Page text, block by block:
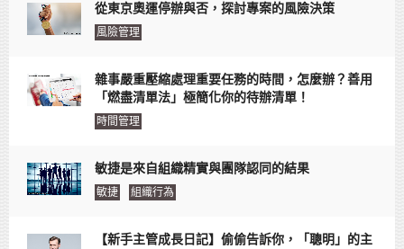
從東京奧運停辦與否，探討專案的風險決策
風險管理
雜事嚴重壓縮處理重要任務的時間，怎麼辦？善用
「燃盡清單法」極簡化你的待辦清單！
時間管理
敏捷是來自組織精實與團隊認同的結果
敏捷 組織行為
【新手主管成長日記】偷偷告訴你，「聰明」的主